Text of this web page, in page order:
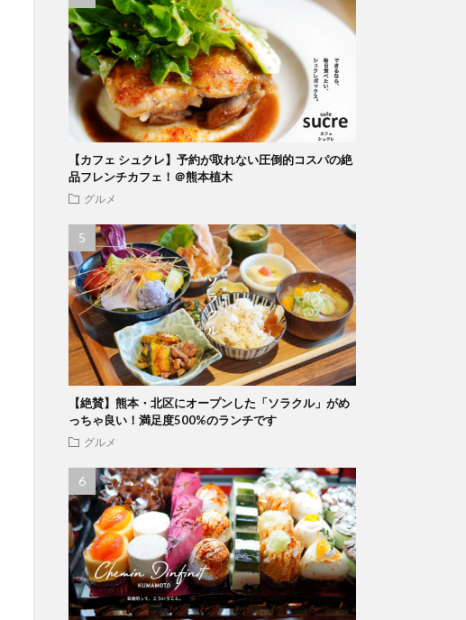
【カフェ シュクレ】予約が取れない圧倒的コスパの絶
品フレンチカフェ！＠熊本植木
グルメ
【絶賛】熊本・北区にオープンした「ソラクル」がめ
っちゃ良い！満足度500%のランチです
グルメ